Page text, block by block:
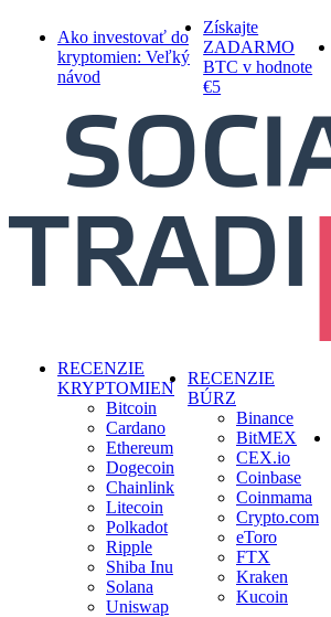
content
Ako investovať do
kryptomien: Veľký
návod
Získajte
ZADARMO
BTC v hodnote
€5
search
Menu
RECENZIE
KRYPTOMIEN
Bitcoin
Cardano
Ethereum
Dogecoin
Chainlink
Litecoin
Polkadot
Ripple
Shiba Inu
Solana
Uniswap
RECENZIE
BÚRZ
Binance
BitMEX
CEX.io
Coinbase
Coinmama
Crypto.com
eToro
FTX
Kraken
Kucoin